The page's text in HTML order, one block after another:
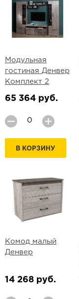
Модульная
гостиная Денвер
Комплект 2
65 364 руб.
В КОРЗИНУ
Комод малый
Денвер
14 268 руб.